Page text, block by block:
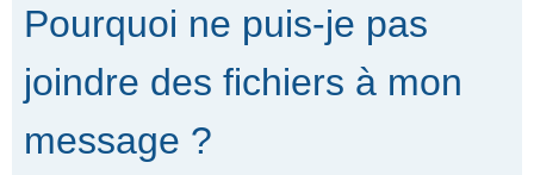
Pourquoi ne puis-je pas
joindre des fichiers à mon
message ?